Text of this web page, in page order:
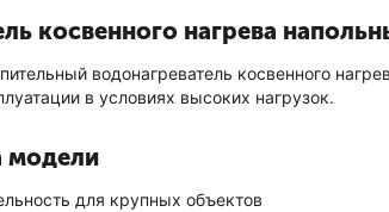
косвенного нагрева
водонагреватель косвенного
в условиях высоких нагрузок.
модели
для крупных объектов